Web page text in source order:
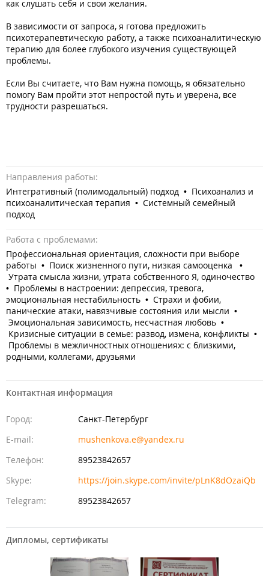
как слушать себя и свои желания.
В зависимости от запроса, я готова предложить
психотерапевтическую работу, а также психоаналитическую
терапию для более глубокого изучения существующей
проблемы.
Если Вы считаете, что Вам нужна помощь, я обязательно
помогу Вам пройти этот непростой путь и уверена, все
трудности разрешаться.
Направления работы:
Интегративный (полимодальный) подход • Психоанализ и
психоаналитическая терапия • Системный семейный
подход
Работа с проблемами:
Профессиональная ориентация, сложности при выборе
работы • Поиск жизненного пути, низкая самооценка •
Утрата смысла жизни, утрата собственного Я, одиночество
• Проблемы в настроении: депрессия, тревога,
эмоциональная нестабильность • Страхи и фобии,
панические атаки, навязчивые состояния или мысли •
Эмоциональная зависимость, несчастная любовь •
Кризисные ситуации в семье: развод, измена, конфликты •
Проблемы в межличностных отношениях: с близкими,
родными, коллегами, друзьями
Контактная информация
Город:
Санкт-Петербург
E-mail:
mushenkova.e@yandex.ru
Телефон:
89523842657
Skype:
https://join.skype.com/invite/pLnK8dOzaiQb
Telegram:
89523842657
Дипломы, сертификаты